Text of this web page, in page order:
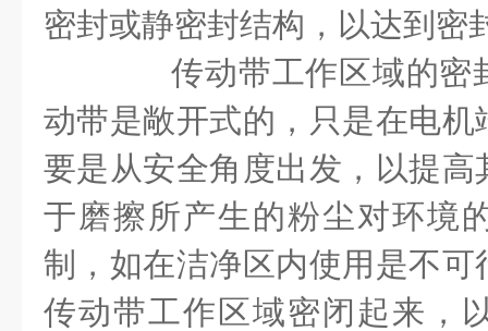
密封或静密封结构，以达到密
传动带工作区域的密
动带是敞开式的，只是在电
要是从安全角度出发，以提
于磨擦所产生的粉尘对环境
制，如在洁净区内使用是不
传动带工作区域密闭起来，